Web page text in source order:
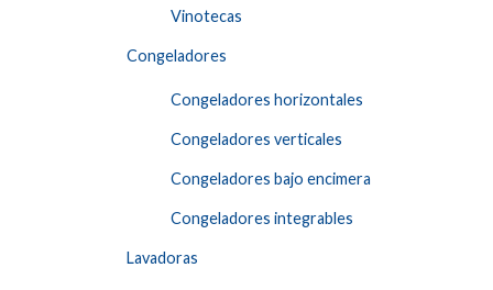
Vinotecas
Congeladores
Congeladores horizontales
Congeladores verticales
Congeladores bajo encimera
Congeladores integrables
Lavadoras